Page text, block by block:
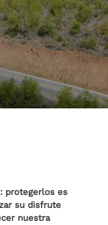
protegerlos es
su disfrute
nuestra